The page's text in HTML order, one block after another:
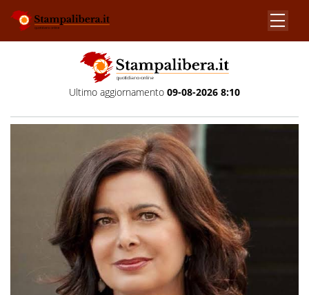
Ultimo aggiornamento 09-08-2026 8:10